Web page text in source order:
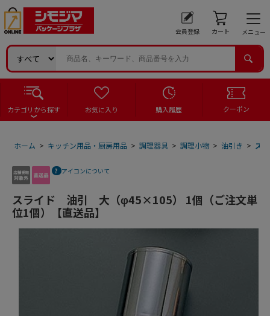
会員登録 カート メニュー
カテゴリから探す お気に入り 購入履歴 クーポン
ホーム > キッチン用品・厨房用品 > 調理器具 > 調理小物 > 油引き > ス
アイコンについて
スライド 油引 大（φ45×105） 1個（ご注文単
位1個）【直送品】